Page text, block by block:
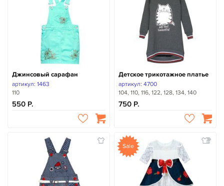
Джинсовый сарафан
артикул: 1463
110
550
Детское трикотажное платье
артикул: 4700
104, 110, 116, 122, 128, 134, 140
750
Sale